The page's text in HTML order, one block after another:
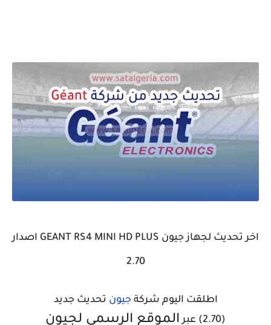
اخر تحديث لجهاز جيون GEANT RS4 MINI HD PLUS اصدار
2.70
اطلقت اليوم شركةجيون تحديث جديد
(2.70)
عبرالموقع الرسمي لجيون